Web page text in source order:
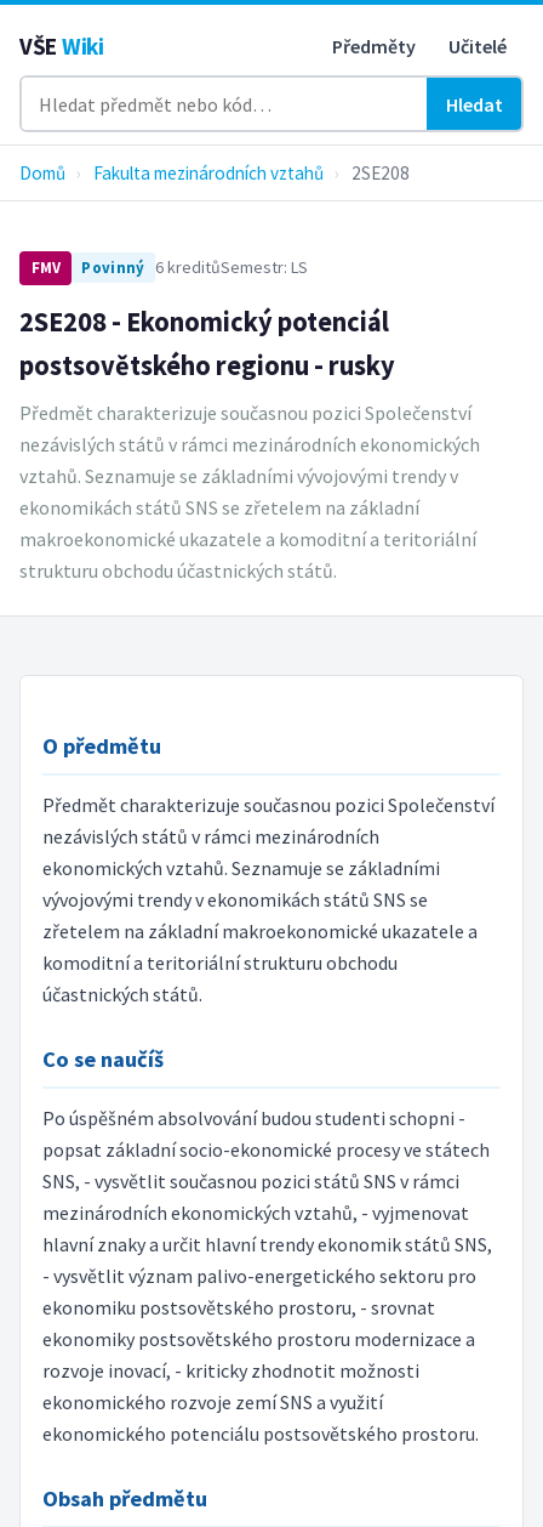
VŠE Wiki Předměty Učitelé
Hledat
Domů › Fakulta mezinárodních vztahů › 2SE208
FMV Povinný 6 kreditůSemestr: LS
2SE208 - Ekonomický potenciál
postsovětského regionu - rusky
Předmět charakterizuje současnou pozici Společenství
nezávislých států v rámci mezinárodních ekonomických
vztahů. Seznamuje se základními vývojovými trendy v
ekonomikách států SNS se zřetelem na základní
makroekonomické ukazatele a komoditní a teritoriální
strukturu obchodu účastnických států.
O předmětu
Předmět charakterizuje současnou pozici Společenství
nezávislých států v rámci mezinárodních
ekonomických vztahů. Seznamuje se základními
vývojovými trendy v ekonomikách států SNS se
zřetelem na základní makroekonomické ukazatele a
komoditní a teritoriální strukturu obchodu
účastnických států.
Co se naučíš
Po úspěšném absolvování budou studenti schopni -
popsat základní socio-ekonomické procesy ve státech
SNS, - vysvětlit současnou pozici států SNS v rámci
mezinárodních ekonomických vztahů, - vyjmenovat
hlavní znaky a určit hlavní trendy ekonomik států SNS,
- vysvětlit význam palivo-energetického sektoru pro
ekonomiku postsovětského prostoru, - srovnat
ekonomiky postsovětského prostoru modernizace a
rozvoje inovací, - kriticky zhodnotit možnosti
ekonomického rozvoje zemí SNS a využití
ekonomického potenciálu postsovětského prostoru.
Obsah předmětu